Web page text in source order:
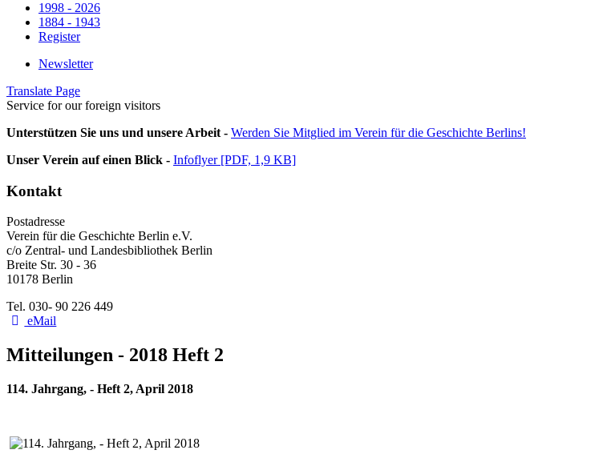
1998 - 2026
1884 - 1943
Register
Newsletter
Translate Page
Service for our foreign visitors
Unterstützen Sie uns und unsere Arbeit - Werden Sie Mitglied im Verein für die Geschichte Berlins!
Unser Verein auf einen Blick - Infoflyer [PDF, 1,9 KB]
Kontakt
Postadresse
Verein für die Geschichte Berlin e.V.
c/o Zentral- und Landesbibliothek Berlin
Breite Str. 30 - 36
10178 Berlin
Tel. 030- 90 226 449
eMail
Mitteilungen - 2018 Heft 2
114. Jahrgang, - Heft 2, April 2018